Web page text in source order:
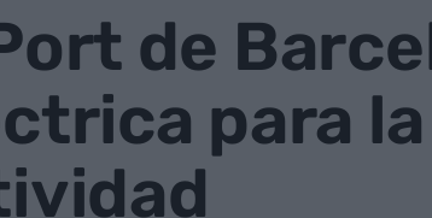
de
para